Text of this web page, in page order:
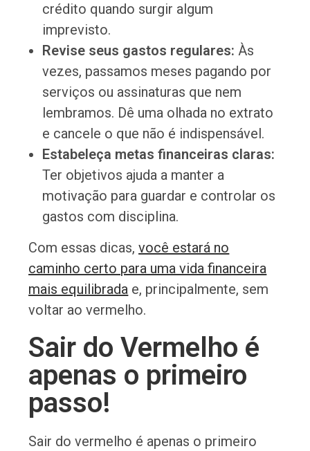
crédito quando surgir algum
imprevisto.
Revise seus gastos regulares: Às
vezes, passamos meses pagando por
serviços ou assinaturas que nem
lembramos. Dê uma olhada no extrato
e cancele o que não é indispensável.
Estabeleça metas financeiras claras:
Ter objetivos ajuda a manter a
motivação para guardar e controlar os
gastos com disciplina.
Com essas dicas,você estará no
caminho certo para uma vida financeira
mais equilibrada e, principalmente, sem
voltar ao vermelho.
Sair do Vermelho é
apenas o primeiro
passo!
Sair do vermelho é apenas o primeiro